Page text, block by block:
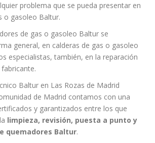
problema que se pueda presentar en
o gasoleo Baltur.
de gas o gasoleo Baltur se
general, en calderas de gas o gasoleo
especialistas, también, en la reparación
Baltur en Las Rozas de Madrid
de Madrid contamos con una
y garantizados entre los que
limpieza, revisión, puesta a punto y
quemadores Baltur.